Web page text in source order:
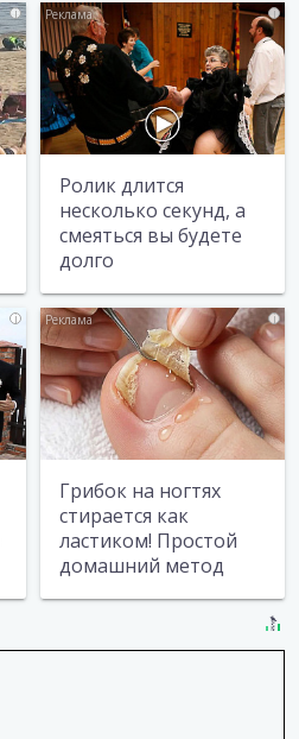
i i
Ролик длится
несколько секунд, а
смеяться вы будете
долго
i i
Грибок на ногтях
стирается как
ластиком! Простой
домашний метод